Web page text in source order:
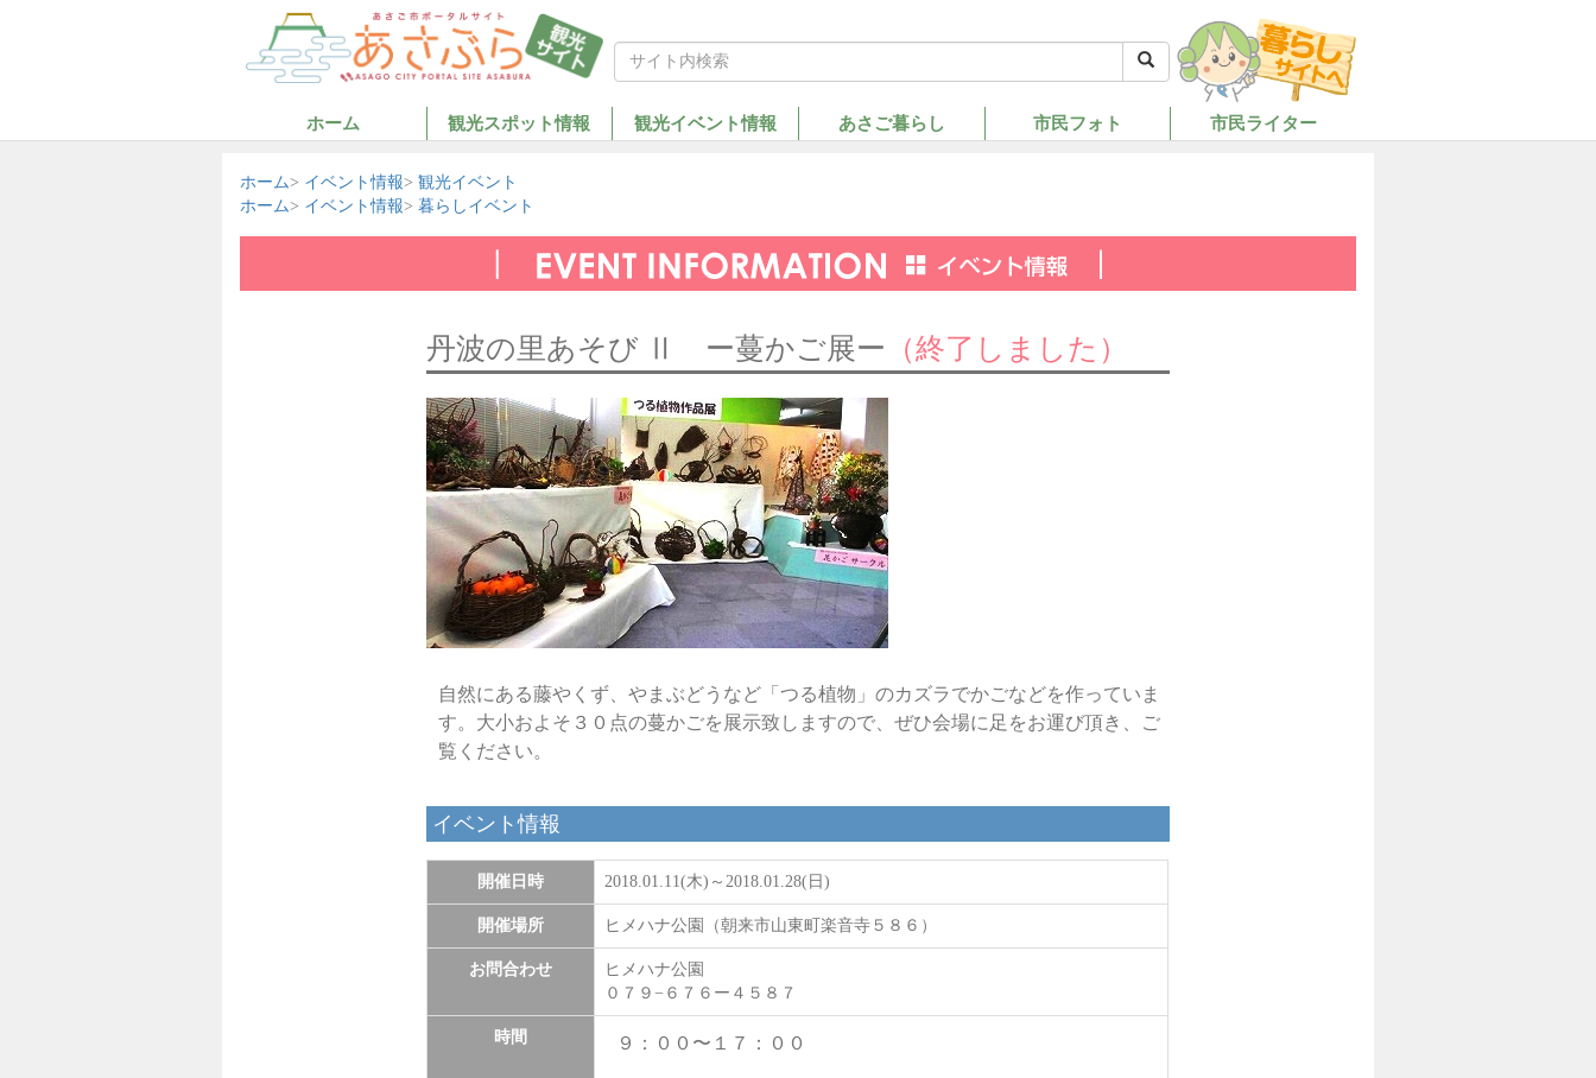
ホーム 観光スポット情報 観光イベント情報 あさご暮らし 市民フォト 市民ライター
ホーム イベント情報
観光イベント
ホーム
イベント情報 暮らしイベント
丹波の里あそび Ⅱ ー蔓かご展ー （終了しました）
自然にある藤やくず、やまぶどうなど「つる植物」のカズラでかごなどを作っていま
す。大小およそ３０点の蔓かごを展示致しますので、ぜひ会場に足をお運び頂き、ご
覧ください。
イベント情報
開催日時 2018.01.11(木)～2018.01.28(日)
開催場所 ヒメハナ公園（朝来市山東町楽音寺５８６）
お問合わせ
ヒメハナ公園
０７９−６７６ー４５８７
時間 ９：００〜１７：００